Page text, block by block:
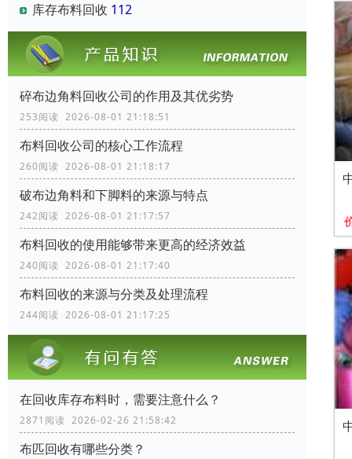
库存布料回收 112
碎布边角料回收公司的作用及其优劣势
253阅读 2026-08-01 21:18:51
布料回收公司的核心工作流程
260阅读 2026-08-01 21:18:17
破布边角料和下脚料的来源与特点
242阅读 2026-08-01 21:17:57
布料回收的使用能够带来更高的经济效益
240阅读 2026-08-01 21:17:40
布料回收的来源与分类及处理流程
244阅读 2026-08-01 21:17:25
在回收库存布料时，需要注意什么？
2871阅读 2026-02-26 21:58:42
布匹回收有哪些分类？